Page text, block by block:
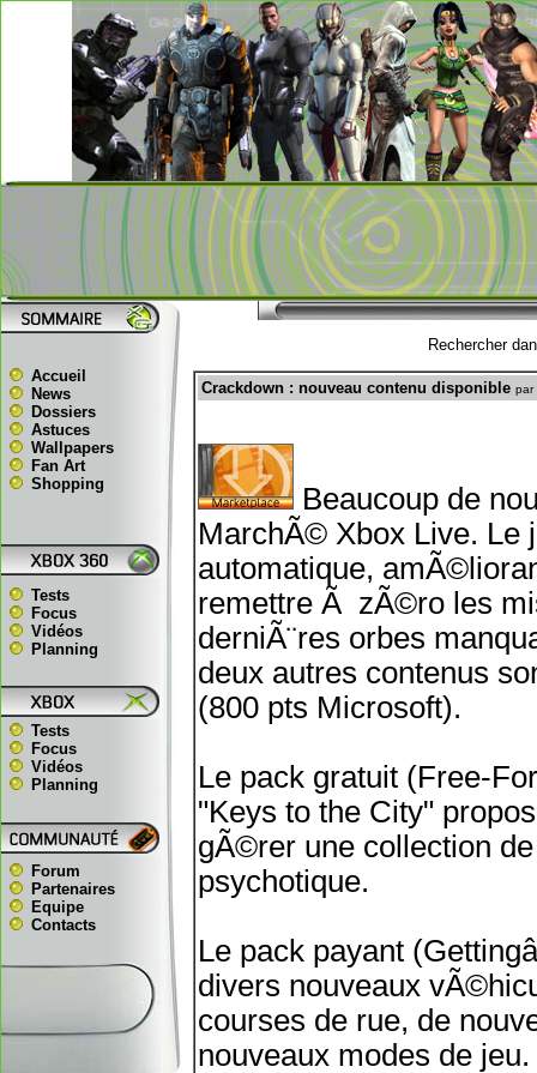
Accueil
News
Dossiers
Astuces
Wallpapers
Fan Art
Shopping
Tests
Focus
Vidéos
Planning
Tests
Focus
Vidéos
Planning
Forum
Partenaires
Equipe
Contacts
Rechercher
Crackdown : nouveau contenu disponible par
Beaucoup de
MarchÃ© Xbox Live.
automatique,
remettre Ã zÃ©ro les
derniÃ¨res orbes
deux autres contenus
(800 pts Microsoft).
Le pack gratuit (Free-
"Keys to the City"
gÃ©rer une collection
psychotique.
Le pack payant
divers nouveaux
courses de rue, de
nouveaux modes de jeu.